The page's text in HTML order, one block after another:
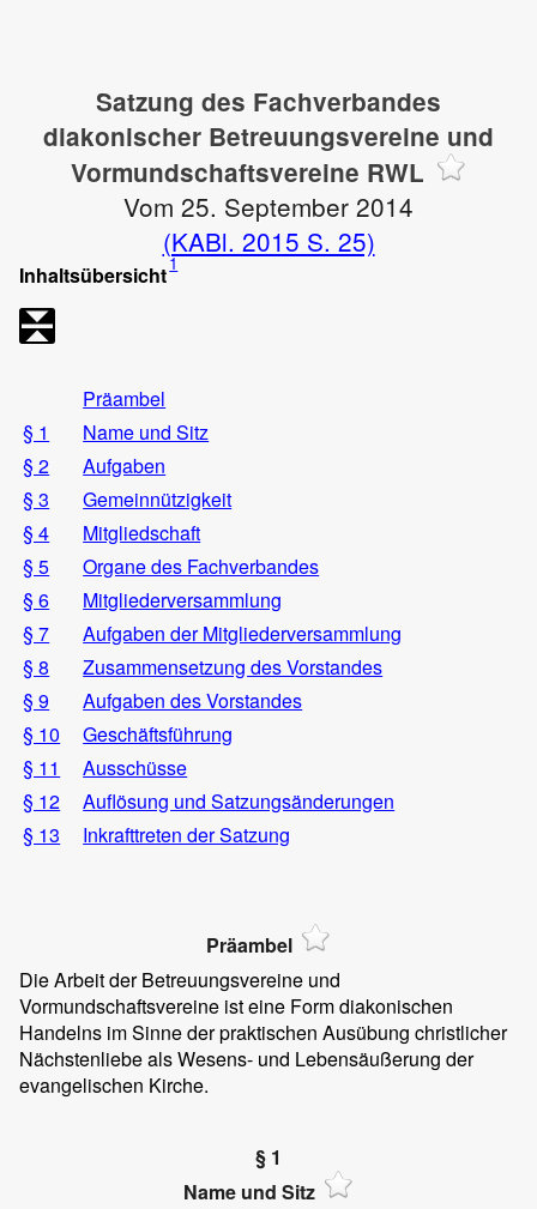
Satzung des Fachverbandes
diakonischer Betreuungsvereine und
Vormundschaftsvereine RWL
Vom 25. September 2014
(KABl. 2015 S. 25)
Inhaltsübersicht1
Präambel
§ 1
Name und Sitz
§ 2
Aufgaben
§ 3
Gemeinnützigkeit
§ 4
Mitgliedschaft
§ 5
Organe des Fachverbandes
§ 6
Mitgliederversammlung
§ 7
Aufgaben der Mitgliederversammlung
§ 8
Zusammensetzung des Vorstandes
§ 9
Aufgaben des Vorstandes
§ 10
Geschäftsführung
§ 11
Ausschüsse
§ 12
Auflösung und Satzungsänderungen
§ 13
Inkrafttreten der Satzung
Präambel
Die Arbeit der Betreuungsvereine und
Vormundschaftsvereine ist eine Form diakonischen
Handelns im Sinne der praktischen Ausübung christlicher
Nächstenliebe als Wesens- und Lebensäußerung der
evangelischen Kirche.
§ 1
Name und Sitz